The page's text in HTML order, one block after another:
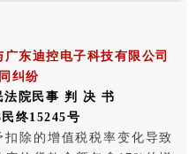
东迪控电子科技有限公司
纠纷
法院民事 判 决 书
民终15245号
除的增值税税率变化导致